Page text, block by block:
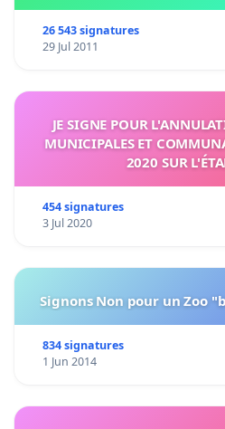
26 543 signatures
29 Jul 2011
JE SIGNE POUR
MUNICIPALES ET
2020 SUR
454 signatures
3 Jul 2020
Signons Non pour un Zoo
834 signatures
1 Jun 2014